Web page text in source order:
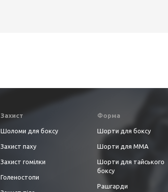
Захист
Шоломи для боксу
Захист паху
Захист гомілки
Голеностопи
Форма
Шорти для боксу
Шорти для ММА
Шорти для тайського
боксу
Рашгарди